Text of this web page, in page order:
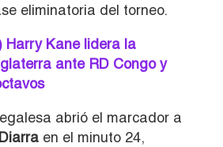
eliminatoria del torneo.
Harry Kane lidera la
ante RD Congo y
abrió el marcador a
en el minuto 24,